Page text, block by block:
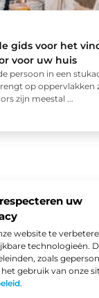
uw
website te
technologieën.
zoals
gebruik van onze
.
gids voor het
voor uw huis
persoon in een
op oppervlakken
zijn meestal ...